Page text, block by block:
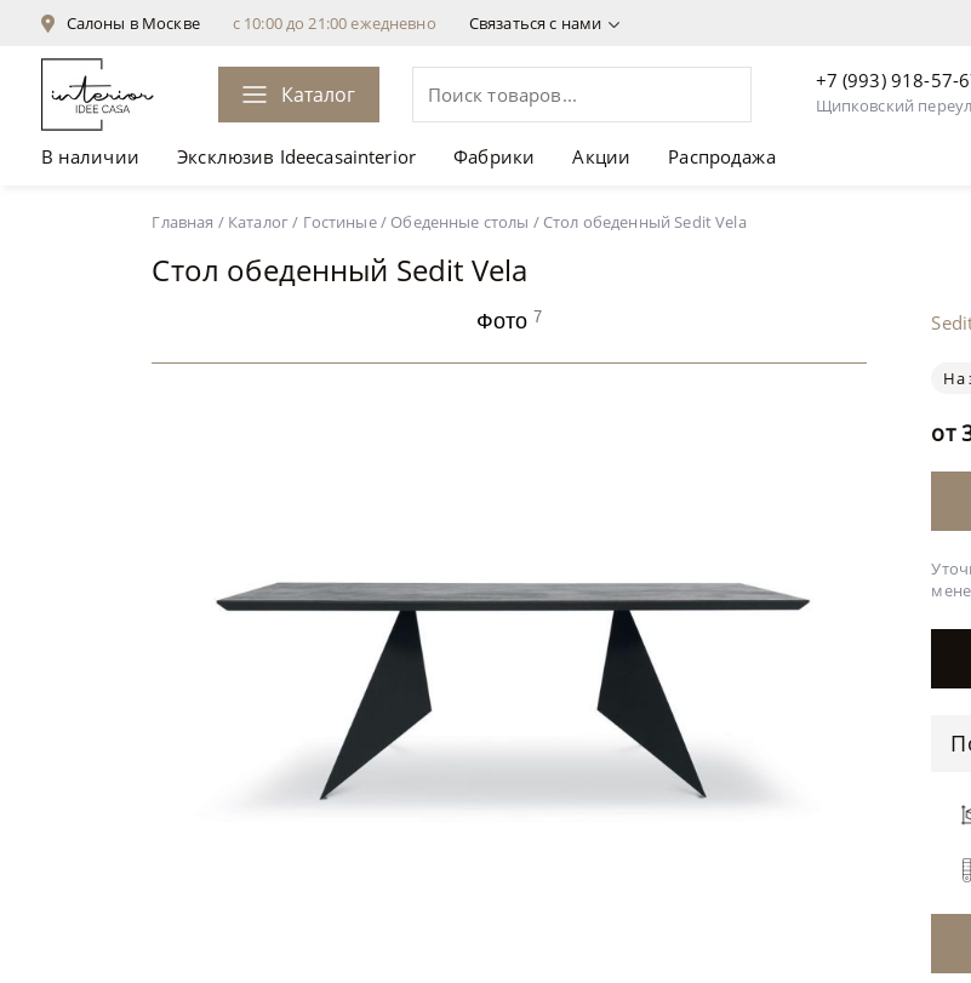
Салоны в Москве с 10:00 до 21:00 ежедневно Связаться с нами
Каталог
+7 (993) 918-57-
Щипковский
В наличии Эксклюзив Ideecasainterior Фабрики Акции Распродажа
Главная / Каталог/ Гостиные/ Обеденные столы / Стол обеденный Sedit Vela
Стол обеденный Sedit Vela
Фото 7
На
от